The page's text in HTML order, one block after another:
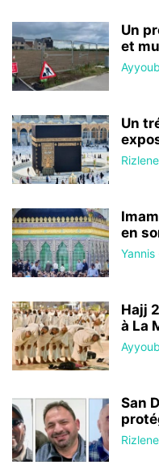
Un
et
Ayyoub
Un
Rizlene
en
Yannis
Hajj
à La
Ayyoub
San
Rizlene